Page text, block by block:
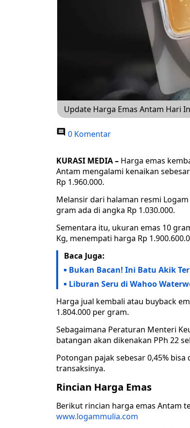
Update Harga Emas Antam Hari
0 Komentar
KURASI MEDIA – Harga emas
Antam mengalami kenaikan
Rp 1.960.000.
Melansir dari halaman resmi
gram ada di angka Rp 1.030.000.
Sementara itu, ukuran emas 10
Kg, menempati harga Rp
Baca Juga:
Bukan Bacan! Ini Batu Akik
Liburan Seru di Wahoo
Harga jual kembali atau buyback
1.804.000 per gram.
Sebagaimana Peraturan Menteri
batangan akan dikenakan PPh 22
Potongan pajak sebesar 0,45%
transaksinya.
Rincian Harga Emas
Berikut rincian harga emas Antam
www.logammulia.com